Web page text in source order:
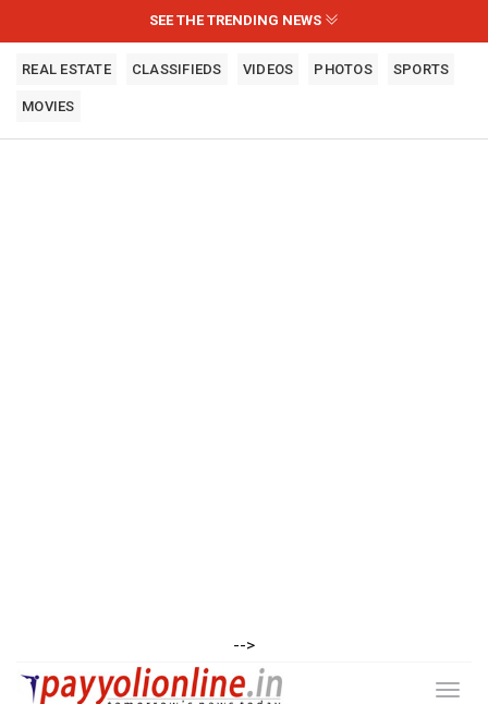
SEE THE TRENDING NEWS
REAL ESTATE CLASSIFIEDS VIDEOS PHOTOS SPORTS
MOVIES
-->